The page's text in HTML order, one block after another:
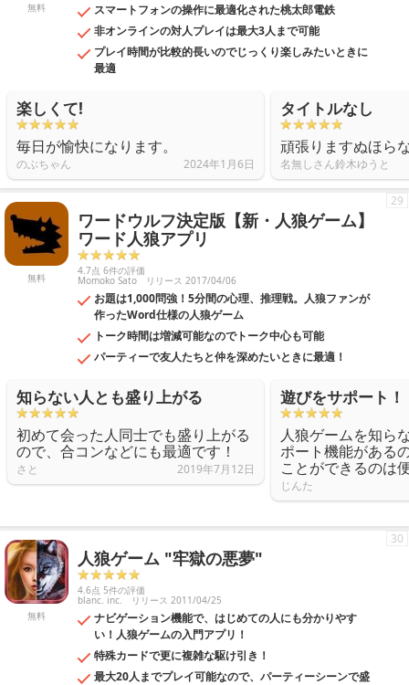
無料
スマートフォンの操作に最適化された桃太郎電鉄
非オンラインの対人プレイは最大3人まで可能
プレイ時間が比較的長いのでじっくり楽しみたいときに
最適
楽しくて!
毎日が愉快になります。
のぶちゃん 2024年1月6日
タイトルなし
頑張りますぬほら
名無しさん鈴木ゆうと
無料
ワードウルフ決定版【新・人狼ゲーム】
ワード人狼アプリ
4.7点 6件の評価
Momoko Sato リリース 2017/04/06
お題は1,000問強！5分間の心理、推理戦。人狼ファンが
作ったWord仕様の人狼ゲーム
トーク時間は増減可能なのでトーク中心も可能
パーティーで友人たちと仲を深めたいときに最適！
29
知らない人とも盛り上がる
初めて会った人同士でも盛り上がる
ので、合コンなどにも最適です！
さと 2019年7月12日
遊びをサポート！
人狼ゲームを知ら
ポート機能がある
ことができるのは
じんた
無料
人狼ゲーム "牢獄の悪夢"
4.6点 5件の評価
blanc. inc. リリース 2011/04/25
ナビゲーション機能で、はじめての人にも分かりやす
い！人狼ゲームの入門アプリ！
特殊カードで更に複雑な駆け引き！
最大20人までプレイ可能なので、パーティーシーンで盛
30